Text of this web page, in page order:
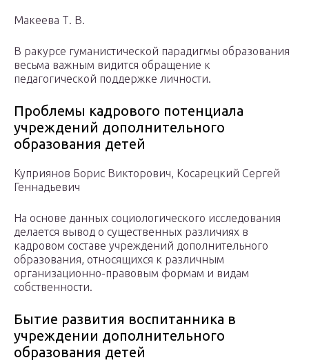
Макеева Т. В.
В ракурсе гуманистической парадигмы образования
весьма важным видится обращение к
педагогической поддержке личности.
Проблемы кадрового потенциала
учреждений дополнительного
образования детей
Куприянов Борис Викторович, Косарецкий Сергей
Геннадьевич
На основе данных социологического исследования
делается вывод о существенных различиях в
кадровом составе учреждений дополнительного
образования, относящихся к различным
организационно-правовым формам и видам
собственности.
Бытие развития воспитанника в
учреждении дополнительного
образования детей